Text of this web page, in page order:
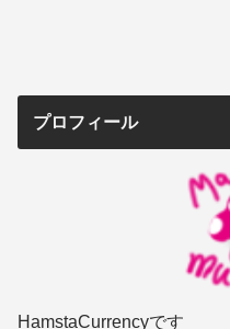
プロフィール
HamstaCurrencyです